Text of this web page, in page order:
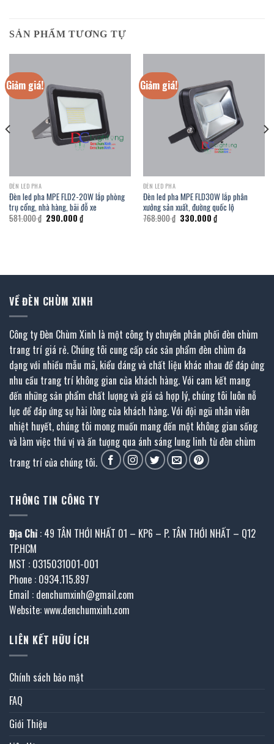
SẢN PHẨM TƯƠNG TỰ
Giảm giá!
ĐÈN LED PHA
Đèn led pha MPE FLD2-20W lắp phòng
trụ cổng, nhà hàng, bãi đỗ xe
581.000₫ Giá
gốc
290.000 ₫Giá
hiện
Giảm giá!
ĐÈN LED PHA
Đèn led pha MPE FLD30W lắp phân
xưởng sản xuất, đường quốc lộ
768.900₫ Giá
gốc
330.000 ₫Giá
hiện
VỀ ĐÈN CHÙM XINH
Công ty Đèn Chùm Xinh là một công ty chuyên phân phối đèn chùm
trang trí giá rẻ. Chúng tôi cung cấp các sản phẩm đèn chùm đa
dạng với nhiều mẫu mã, kiểu dáng và chất liệu khác nhau để đáp ứng
nhu cầu trang trí không gian của khách hàng. Với cam kết mang
đến những sản phẩm chất lượng và giá cả hợp lý, chúng tôi luôn nỗ
lực để đáp ứng sự hài lòng của khách hàng. Với đội ngũ nhân viên
nhiệt huyết, chúng tôi mong muốn mang đến một không gian sống
và làm việc thú vị và ấn tượng qua ánh sáng lung linh từ đèn chùm
trang trí của chúng tôi.
THÔNG TIN CÔNG TY
Địa Chỉ : 49 TÂN THỚI NHẤT 01 – KP6 – P. TÂN THỚI NHẤT – Q12
TP.HCM
MST : 0315031001-001
Phone : 0934.115.897
Email : denchumxinh@gmail.com
Website: www.denchumxinh.com
LIÊN KẾT HỮU ÍCH
Chính sách bảo mật
FAQ
Giới Thiệu